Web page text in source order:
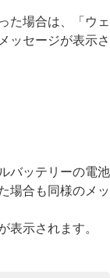
た場合は、「ウェ
ッセージが表示さ
バッテリーの電池
場合も同様のメッ
表示されます。